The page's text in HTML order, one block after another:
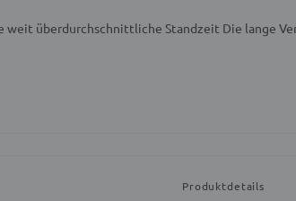
weit überdurchschnittliche Standzeit Die lange
Produktdetails